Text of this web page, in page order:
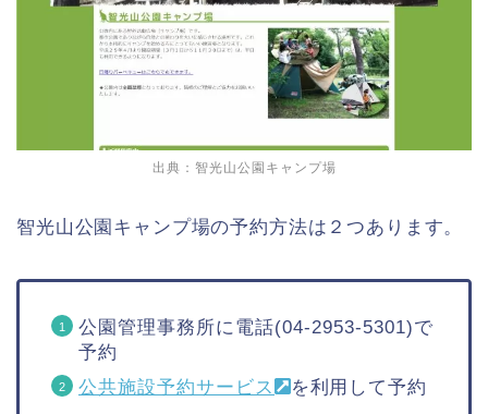
出典：智光山公園キャンプ場
智光山公園キャンプ場の予約方法は２つあります。
公園管理事務所に電話(04-2953-5301)で
予約
公共施設予約サービス
を利用して予約